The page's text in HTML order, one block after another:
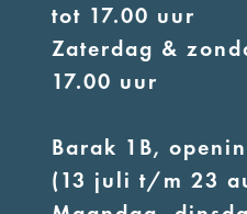
tot 17.00 uur
Zaterdag &
17.00 uur
Barak 1B,
(13 juli t/m 23